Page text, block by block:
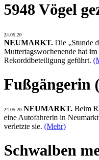
5948 Vögel
24.05.20
NEUMARKT. Die „Stunde
Muttertagswochenende hat
Rekorddbeteiligung geführt.
Fußgängerin
24.05.20 NEUMARKT. Beim
eine Autofahrerin in
verletzte sie. (Mehr)
Schwalben